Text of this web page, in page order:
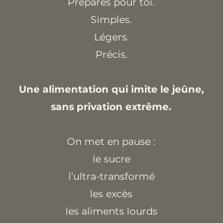
Simples.
Légers.
Précis.
Une alimentation qui imite le jeûne,
sans privation extrême.
On met en pause :
le sucre
l’ultra-transformé
les excès
les aliments lourds